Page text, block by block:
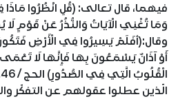
فيهما، قال تعالى: (قُلِ انْظُرُوا
وقال:(أفَلَمْ يَسِيرُوا فِي الْأَرْضِ
أَوْ آذَانٌ يَسْمَعُونَ بِهَا فَإِنَّهَا لَا
الّذين عطلوا عقولهم عن التفكّر